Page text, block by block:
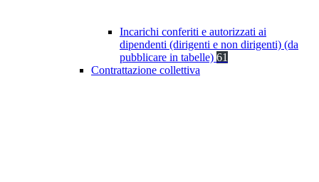
Incarichi conferiti e autorizzati ai
dipendenti (dirigenti e non dirigenti) (da
pubblicare in tabelle) 61
Contrattazione collettiva